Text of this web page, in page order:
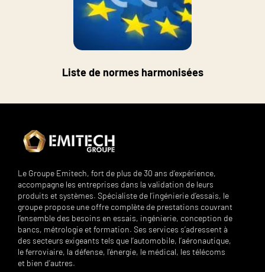
Liste de normes harmonisées
Le Groupe Emitech, fort de plus de 30 ans d’expérience,
accompagne les entreprises dans la validation de leurs
produits et systèmes. Spécialiste de l’ingénierie d’essais, le
groupe propose une offre complète de prestations couvrant
l’ensemble des besoins en essais, ingénierie, conception de
bancs, métrologie et formation. Ses services s’adressent à
des secteurs exigeants tels que l’automobile, l’aéronautique,
le ferroviaire, la défense, l’énergie, le médical, les télécoms
et bien d’autres.